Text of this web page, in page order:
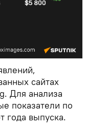
сайтах
Для анализа
показатели по
года выпуска.